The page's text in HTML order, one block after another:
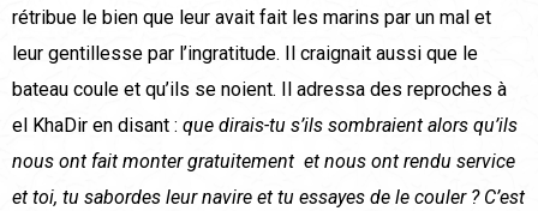
rétribue le bien que leur avait fait les marins par un mal et
leur gentillesse par l’ingratitude. Il craignait aussi que le
bateau coule et qu’ils se noient. Il adressa des reproches à
el KhaDir en disant : que dirais-tu s’ils sombraient alors qu’ils
nous ont fait monter gratuitement et nous ont rendu service
et toi, tu sabordes leur navire et tu essayes de le couler ? C’est